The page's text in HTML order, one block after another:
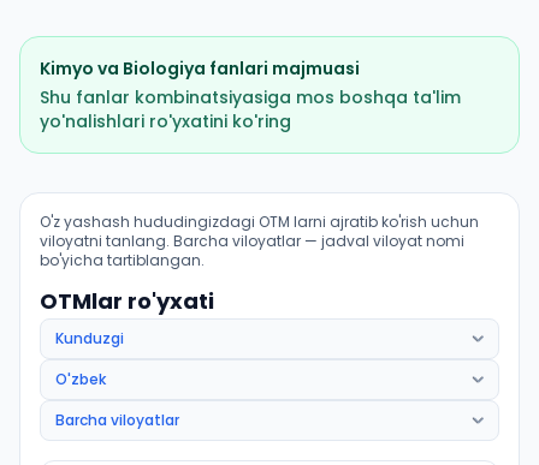
Kimyo va Biologiya fanlari majmuasi
Shu fanlar kombinatsiyasiga mos boshqa ta'lim
yo'nalishlari ro'yxatini ko'ring
Tibbiy profilaktika ishi (Marhamat tumani): OTM lar
O'z yashash hududingizdagi OTM larni ajratib ko'rish uchun
viloyatni tanlang. Barcha viloyatlar — jadval viloyat nomi
bo'yicha tartiblangan.
OTMlar ro'yxati